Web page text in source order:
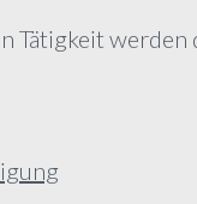
Tätigkeit